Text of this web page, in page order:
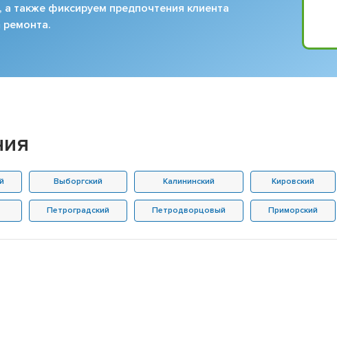
а также фиксируем предпочтения клиента
ремонта.
Выборгский Калининский Кировский
Петроградский Петродворцовый Приморский